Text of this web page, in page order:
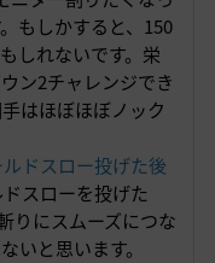
もしかすると、150
しれないです。栄
ン2チャレンジでき
はほぼほぼノック
ドスロー投げた後
スローを投げた
りにスムーズにつな
いと思います。